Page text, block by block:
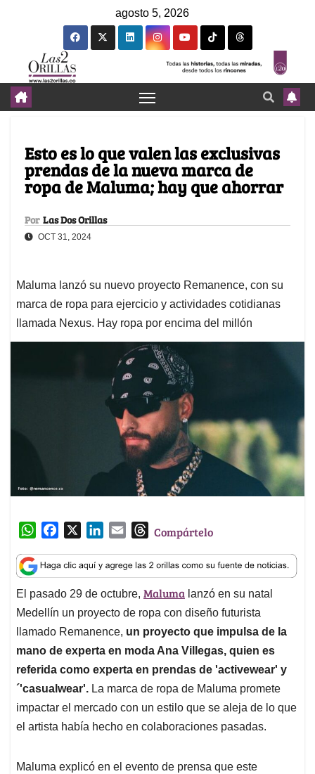
agosto 5, 2026
Esto es lo que valen las exclusivas
prendas de la nueva marca de
ropa de Maluma; hay que ahorrar
Por Las Dos Orillas
OCT 31, 2024
Maluma lanzó su nuevo proyecto Remanence, con su
marca de ropa para ejercicio y actividades cotidianas
llamada Nexus. Hay ropa por encima del millón
W
a
t
s
A
p
p
c
e
b
o
o
k
n
k
e
d
I
n
a
i
l
T
r
e
a
d
s
Compártelo
El pasado 29 de octubre, Maluma lanzó en su natal
Medellín un proyecto de ropa con diseño futurista
llamado Remanence, un proyecto que impulsa de la
mano de experta en moda Ana Villegas, quien es
referida como experta en prendas de 'activewear' y
´'casualwear'. La marca de ropa de Maluma promete
impactar el mercado con un estilo que se aleja de lo que
el artista había hecho en colaboraciones pasadas.
Maluma explicó en el evento de prensa que este